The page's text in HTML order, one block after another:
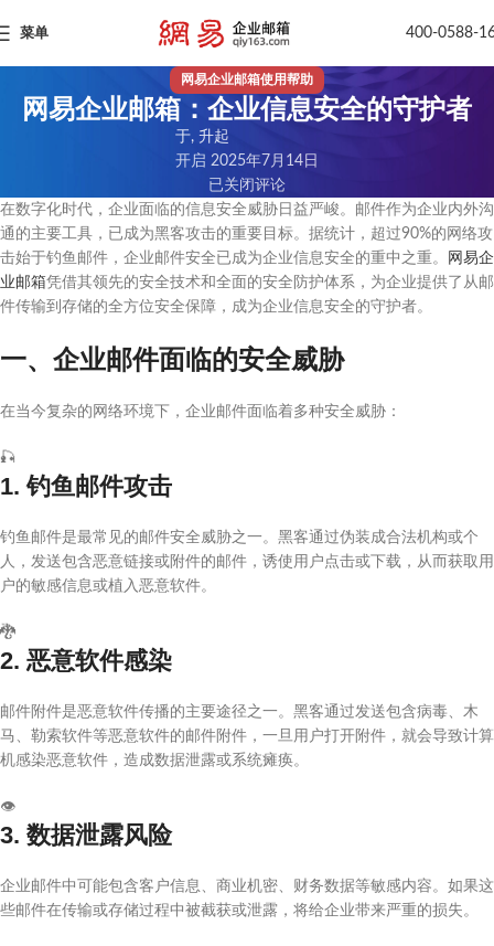
菜单 400-0588-
网易企业邮箱使用帮助
网易企业邮箱：企业信息安全的守护者
于, 升起
开启 2025年7月14日
已关闭评论
在数字化时代，企业面临的信息安全威胁日益严峻。邮件作为企业内外沟
通的主要工具，已成为黑客攻击的重要目标。据统计，超过90%的网络攻
击始于钓鱼邮件，企业邮件安全已成为企业信息安全的重中之重。
网易企
业邮箱凭借其领先的安全技术和全面的安全防护体系，为企业提供了从邮
件传输到存储的全方位安全保障，成为企业信息安全的守护者。
一、企业邮件面临的安全威胁
在当今复杂的网络环境下，企业邮件面临着多种安全威胁：
🎣
1. 钓鱼邮件攻击
钓鱼邮件是最常见的邮件安全威胁之一。黑客通过伪装成合法机构或个
人，发送包含恶意链接或附件的邮件，诱使用户点击或下载，从而获取用
户的敏感信息或植入恶意软件。
🐉
2. 恶意软件感染
邮件附件是恶意软件传播的主要途径之一。黑客通过发送包含病毒、木
马、勒索软件等恶意软件的邮件附件，一旦用户打开附件，就会导致计算
机感染恶意软件，造成数据泄露或系统瘫痪。
👁️
3. 数据泄露风险
企业邮件中可能包含客户信息、商业机密、财务数据等敏感内容。如果这
些邮件在传输或存储过程中被截获或泄露，将给企业带来严重的损失。